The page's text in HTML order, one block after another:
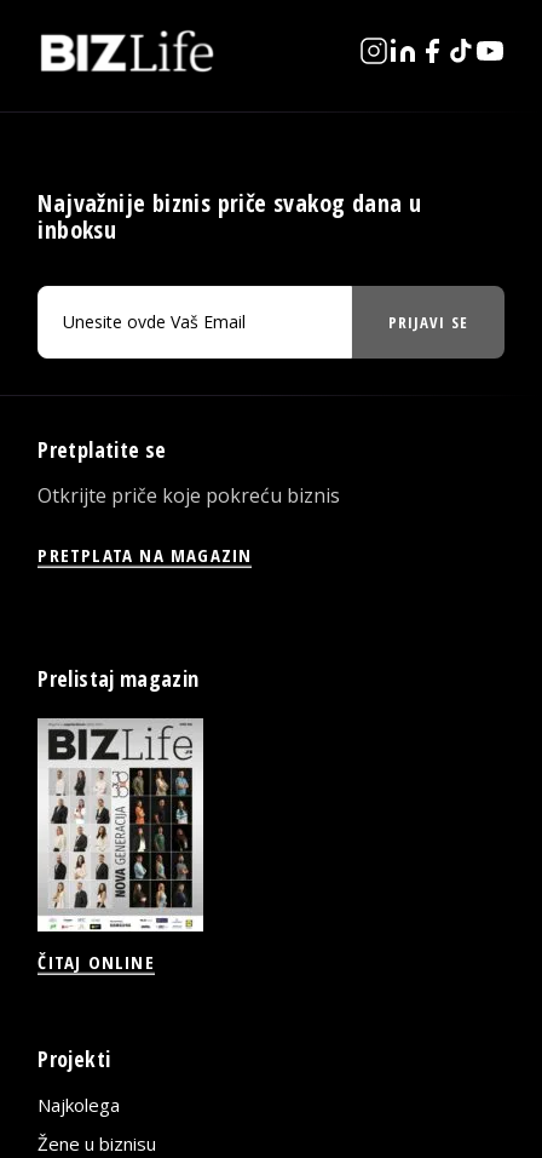
Najvažnije biznis priče svakog dana u
inboksu
PRIJAVI SE
Pretplatite se
Otkrijte priče koje pokreću biznis
PRETPLATA NA MAGAZIN
Prelistaj magazin
ČITAJ ONLINE
Projekti
Najkolega
Žene u biznisu